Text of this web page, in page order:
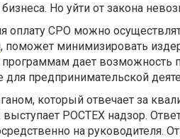
бизнеса. Но уйти от закона
оплату СРО можно
, поможет минимизировать
дает возможность
для предпринимательской
который отвечает за
выступает РОСТЕХ надзор.
на руководителя.